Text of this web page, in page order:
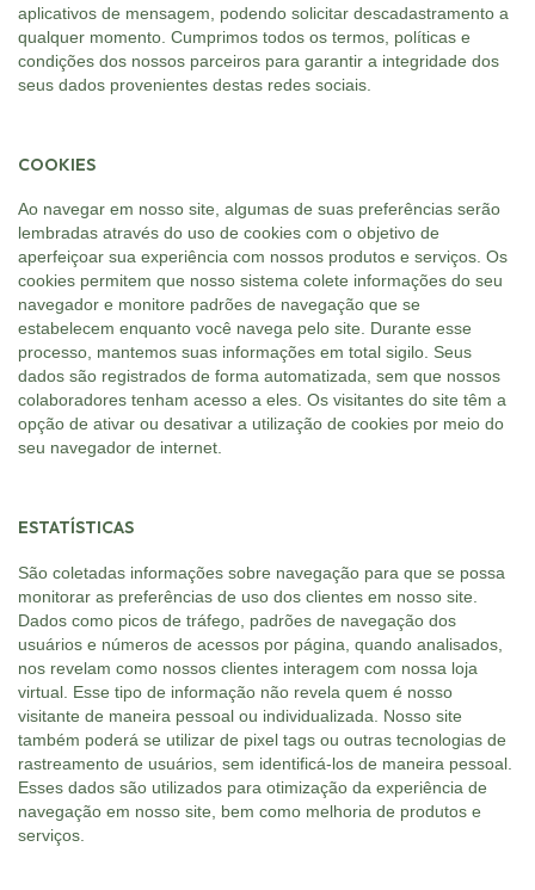
aplicativos de mensagem, podendo solicitar descadastramento a
qualquer momento. Cumprimos todos os termos, políticas e
condições dos nossos parceiros para garantir a integridade dos
seus dados provenientes destas redes sociais.
COOKIES
Ao navegar em nosso site, algumas de suas preferências serão
lembradas através do uso de cookies com o objetivo de
aperfeiçoar sua experiência com nossos produtos e serviços. Os
cookies permitem que nosso sistema colete informações do seu
navegador e monitore padrões de navegação que se
estabelecem enquanto você navega pelo site. Durante esse
processo, mantemos suas informações em total sigilo. Seus
dados são registrados de forma automatizada, sem que nossos
colaboradores tenham acesso a eles. Os visitantes do site têm a
opção de ativar ou desativar a utilização de cookies por meio do
seu navegador de internet.
ESTATÍSTICAS
São coletadas informações sobre navegação para que se possa
monitorar as preferências de uso dos clientes em nosso site.
Dados como picos de tráfego, padrões de navegação dos
usuários e números de acessos por página, quando analisados,
nos revelam como nossos clientes interagem com nossa loja
virtual. Esse tipo de informação não revela quem é nosso
visitante de maneira pessoal ou individualizada. Nosso site
também poderá se utilizar de pixel tags ou outras tecnologias de
rastreamento de usuários, sem identificá-los de maneira pessoal.
Esses dados são utilizados para otimização da experiência de
navegação em nosso site, bem como melhoria de produtos e
serviços.